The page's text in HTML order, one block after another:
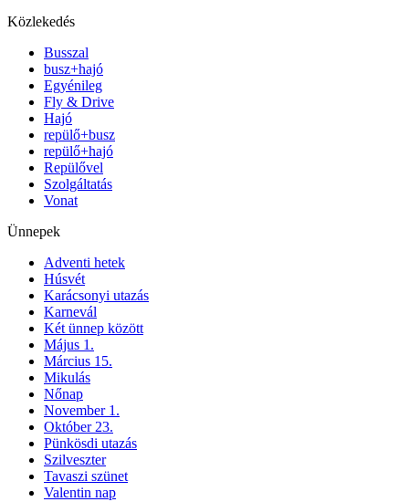
Közlekedés
Busszal
busz+hajó
Egyénileg
Fly & Drive
Hajó
repülő+busz
repülő+hajó
Repülővel
Szolgáltatás
Vonat
Ünnepek
Adventi hetek
Húsvét
Karácsonyi utazás
Karnevál
Két ünnep között
Május 1.
Március 15.
Mikulás
Nőnap
November 1.
Október 23.
Pünkösdi utazás
Szilveszter
Tavaszi szünet
Valentin nap